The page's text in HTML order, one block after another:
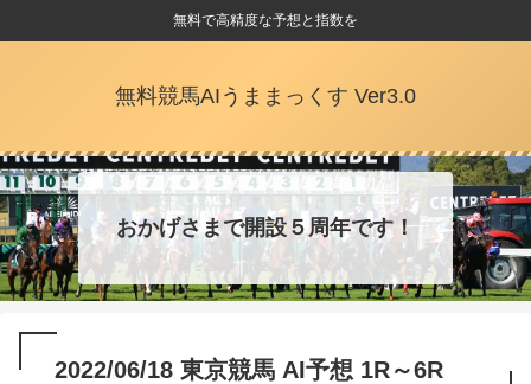
無料で高精度な予想と指数を
無料競馬AIうままっくす Ver3.0
おかげさまで開設５周年です！
2022/06/18 東京競馬 AI予想 1R～6R